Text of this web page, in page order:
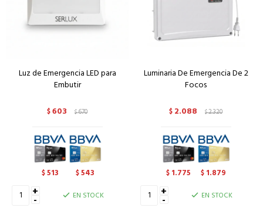
Luz de Emergencia LED para
Embutir
$603 $670
$513 $543
+
- EN STOCK
Luminaria De Emergencia De 2
Focos
$ 2.088 $2.320
$ 1.775 $ 1.879
+
- EN STOCK